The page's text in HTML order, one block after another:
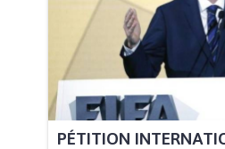
PÉTITION